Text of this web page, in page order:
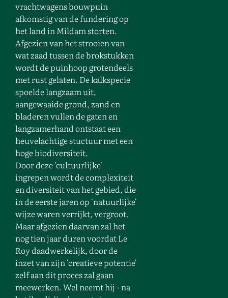
vrachtwagens bouwpuin
afkomstig van de fundering op
het land in Mildam storten.
Afgezien van het strooien van
wat zaad tussen de brokstukken
wordt de puinhoop grotendeels
met rust gelaten. De kalkspecie
spoelde langzaam uit,
aangewaaide grond, zand en
bladeren vullen de gaten en
langzamerhand ontstaat een
heuvelachtige stuctuur met een
hoge biodiversiteit.
Door deze 'cultuurlijke'
ingrepen wordt de complexiteit
en diversiteit van het gebied, die
in de eerste jaren op 'natuurlijke'
wijze waren verrijkt, vergroot.
Maar afgezien daarvan zal het
nog tien jaar duren voordat Le
Roy daadwerkelijk, door de
inzet van zijn 'creatieve potentie'
zelf aan dit proces zal gaan
meewerken. Wel neemt hij - na